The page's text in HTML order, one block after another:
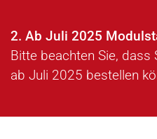
2. Ab Juli 2025
Bitte beachten Sie,
ab Juli 2025 bestellen